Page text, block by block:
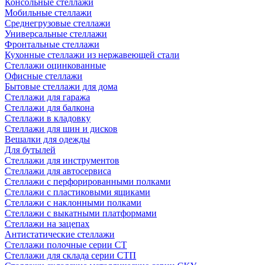
Консольные стеллажи
Мобильные стеллажи
Среднегрузовые стеллажи
Универсальные стеллажи
Фронтальные стеллажи
Кухонные стеллажи из нержавеющей стали
Стеллажи оцинкованные
Офисные стеллажи
Бытовые стеллажи для дома
Стеллажи для гаража
Стеллажи для балкона
Стеллажи в кладовку
Стеллажи для шин и дисков
Вешалки для одежды
Для бутылей
Стеллажи для инструментов
Стеллажи для автосервиса
Стеллажи с перфорированными полками
Стеллажи с пластиковыми ящиками
Стеллажи с наклонными полками
Стеллажи с выкатными платформами
Стеллажи на зацепах
Антистатические стеллажи
Стеллажи полочные серии СТ
Стеллажи для склада серии СТП